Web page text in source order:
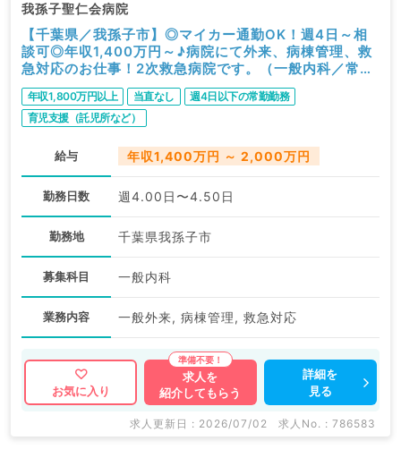
我孫子聖仁会病院
【千葉県／我孫子市】◎マイカー通勤OK！週4日～相
談可◎年収1,400万円～♪病院にて外来、病棟管理、救
急対応のお仕事！2次救急病院です。（一般内科／常
勤）
年収1,800万円以上 当直なし
週4日以下の常勤勤務
育児支援（託児所など）
給与 年収1,400万円 ～ 2,000万円
勤務日数 週4.00日〜4.50日
勤務地 千葉県我孫子市
募集科目 一般内科
業務内容 一般外来, 病棟管理, 救急対応
お気に入り
求人を
紹介してもらう
詳細を
見る
求人更新日 : 2026/07/02 求人No. : 786583